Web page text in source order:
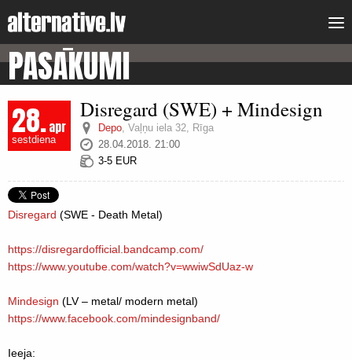
PASĀKUMI
28.apr
sestdiena
Disregard (SWE) + Mindesign
Depo, Vaļņu iela 32, Rīga
28.04.2018. 21:00
3-5 EUR
Disregard (SWE - Death Metal)
https://disregardofficial.bandcamp. com/
https://www.youtube.com/watch?v=wwiwSdUaz-w
Mindesign (LV – metal/ modern metal)
https://www.facebook.com/mindesignband/
Ieeja: